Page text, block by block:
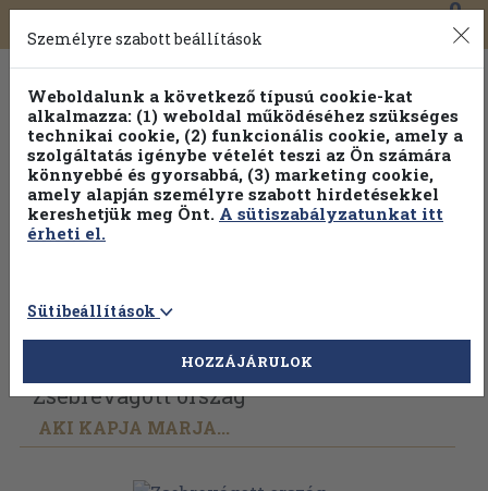
Toggle
navigation
0
Vissza az előző oldalra Válasszon példányt
Zsebrevágott ország
AKI KAPJA MARJA...
Személyre szabott beállítások
Weboldalunk a következő típusú cookie-kat
alkalmazza: (1) weboldal működéséhez szükséges
technikai cookie, (2) funkcionális cookie, amely a
szolgáltatás igénybe vételét teszi az Ön számára
könnyebbé és gyorsabbá, (3) marketing cookie,
amely alapján személyre szabott hirdetésekkel
kereshetjük meg Önt. A sütiszabályzatunkat itt
érheti el.
Sütibeállítások
HOZZÁJÁRULOK